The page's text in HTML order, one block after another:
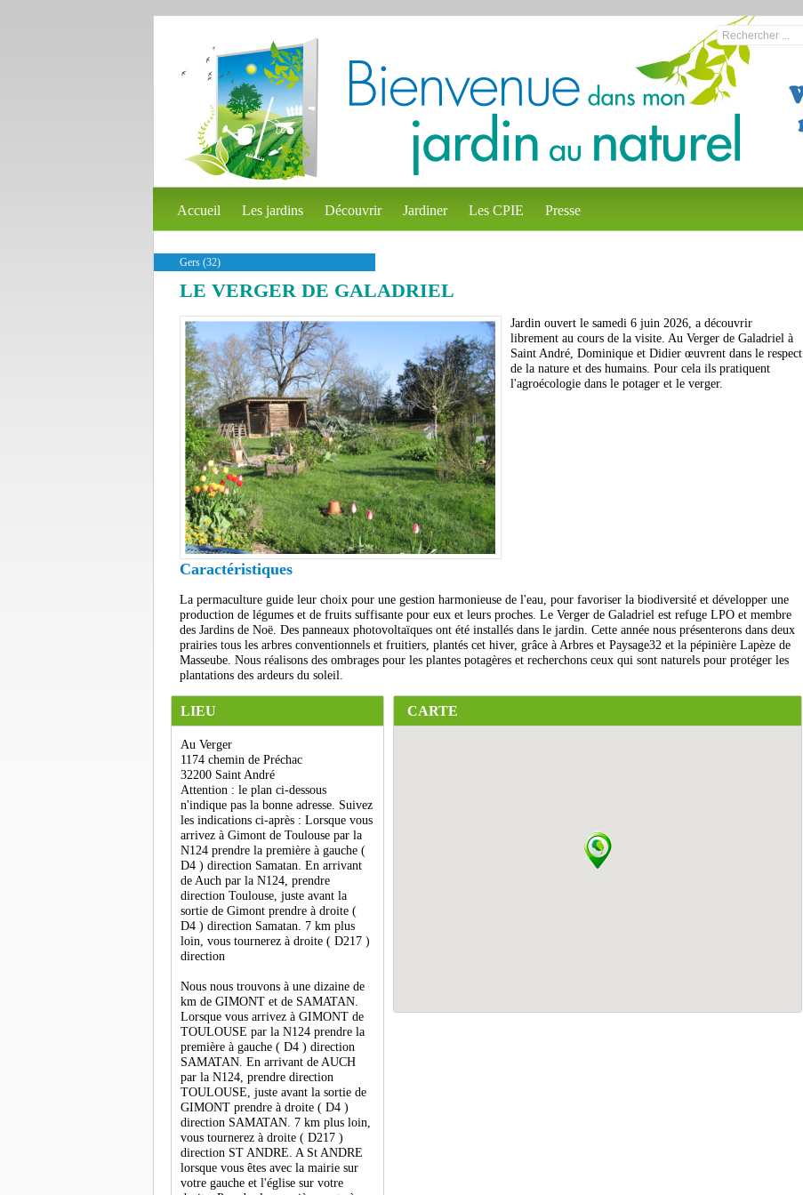
Accueil Les jardins Découvrir Jardiner Les CPIE Presse
Gers (32)
LE VERGER DE GALADRIEL
Jardin ouvert le samedi 6 juin 2026, a découvrir
librement au cours de la visite. Au Verger de Galadriel à
Saint André, Dominique et Didier œuvrent dans le respect
de la nature et des humains. Pour cela ils pratiquent
l'agroécologie dans le potager et le verger.
Caractéristiques
La permaculture guide leur choix pour une gestion harmonieuse de l'eau, pour favoriser la biodiversité et développer une
production de légumes et de fruits suffisante pour eux et leurs proches. Le Verger de Galadriel est refuge LPO et membre
des Jardins de Noë. Des panneaux photovoltaïques ont été installés dans le jardin. Cette année nous présenterons dans deux
prairies tous les arbres conventionnels et fruitiers, plantés cet hiver, grâce à Arbres et Paysage32 et la pépinière Lapèze de
Masseube. Nous réalisons des ombrages pour les plantes potagères et recherchons ceux qui sont naturels pour protéger les
plantations des ardeurs du soleil.
LIEU
Au Verger
1174 chemin de Préchac
32200 Saint André
Attention : le plan ci-dessous
n'indique pas la bonne adresse. Suivez
les indications ci-après : Lorsque vous
arrivez à Gimont de Toulouse par la
N124 prendre la première à gauche (
D4 ) direction Samatan. En arrivant
de Auch par la N124, prendre
direction Toulouse, juste avant la
sortie de Gimont prendre à droite (
D4 ) direction Samatan. 7 km plus
loin, vous tournerez à droite ( D217 )
direction
Nous nous trouvons à une dizaine de
km de GIMONT et de SAMATAN.
Lorsque vous arrivez à GIMONT de
TOULOUSE par la N124 prendre la
première à gauche ( D4 ) direction
SAMATAN. En arrivant de AUCH
par la N124, prendre direction
TOULOUSE, juste avant la sortie de
GIMONT prendre à droite ( D4 )
direction SAMATAN. 7 km plus loin,
vous tournerez à droite ( D217 )
direction ST ANDRE. A St ANDRE
lorsque vous êtes avec la mairie sur
votre gauche et l'église sur votre
CARTE